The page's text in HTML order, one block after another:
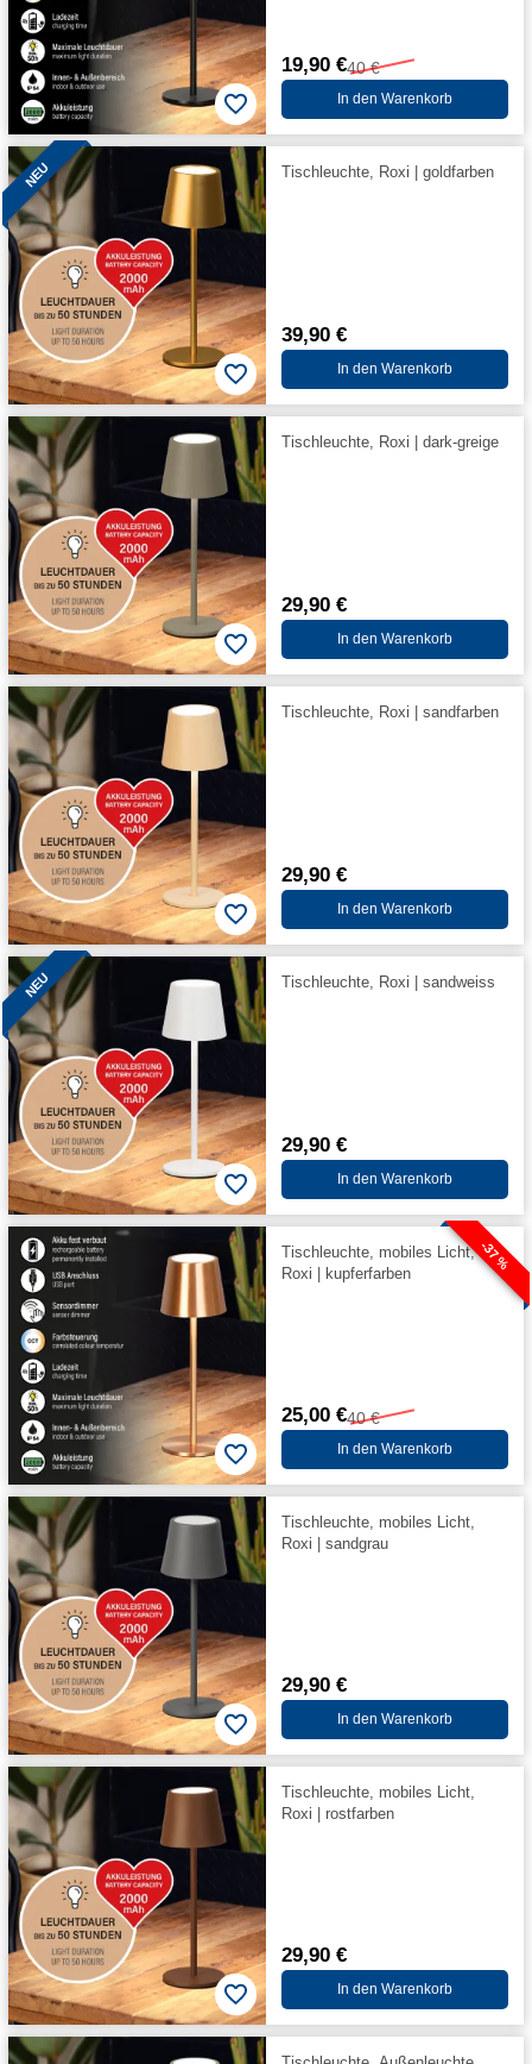
19,90 €40 €
In den Warenkorb
NEU Tischleuchte, Roxi | goldfarben
39,90 €
In den Warenkorb
Tischleuchte, Roxi | dark-greige
29,90 €
In den Warenkorb
Tischleuchte, Roxi | sandfarben
29,90 €
In den Warenkorb
NEU Tischleuchte, Roxi | sandweiss
29,90 €
In den Warenkorb
-37 %
Tischleuchte, mobiles Licht,
Roxi | kupferfarben
25,00 €40 €
In den Warenkorb
Tischleuchte, mobiles Licht,
Roxi | sandgrau
29,90 €
In den Warenkorb
Tischleuchte, mobiles Licht,
Roxi | rostfarben
29,90 €
In den Warenkorb